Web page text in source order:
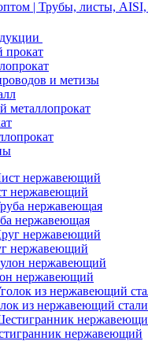
и метизы
металлопрокат
нержавеющий
нержавеющая
нержавеющий
нержавеющий
из нержавеющий стали
нержавеющий